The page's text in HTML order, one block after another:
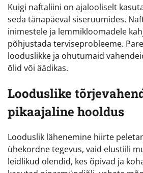
Kuigi naftaliini on ajalooliselt
seda tänapäeval siseruumides.
inimestele ja lemmikloomadele
põhjustada terviseprobleeme.
looduslikke ja ohutumaid
õlid või äädikas.
Looduslike
pikaajaline hooldus
Looduslik lähenemine hiirte
ühekordne tegevus, vaid elustiili
leidlikud olendid, kes õpivad ja